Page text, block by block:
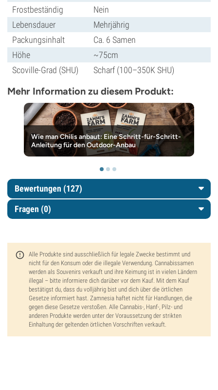
Frostbeständig
Nein
Lebensdauer
Mehrjährig
Packungsinhalt
Ca. 6 Samen
Höhe
~75cm
Scoville-Grad (SHU)
Scharf (100–350K SHU)
Mehr Information zu diesem Produkt:
Wie man Chilis anbaut: Eine Schritt-für-Schritt-
Anleitung für den Outdoor-Anbau
Bewertungen (127)
Fragen (0)
Alle Produkte sind ausschließlich für legale Zwecke bestimmt und
nicht für den Konsum oder die illegale Verwendung. Cannabissamen
werden als Souvenirs verkauft und ihre Keimung ist in vielen Ländern
illegal – bitte informiere dich darüber vor dem Kauf. Mit dem Kauf
bestätigst du, dass du volljährig bist und dich über die örtlichen
Gesetze informiert hast. Zamnesia haftet nicht für Handlungen, die
gegen diese Gesetze verstoßen. Alle Cannabis-, Hanf-, Pilz- und
anderen Produkte werden unter der Voraussetzung der strikten
Einhaltung der geltenden örtlichen Vorschriften verkauft.